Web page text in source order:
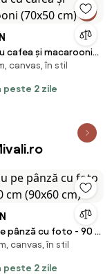
cafea și macarooni
canvas, în stil
peste 2 zile
cu foto - 90 x
cm)
canvas, în stil
peste 2 zile